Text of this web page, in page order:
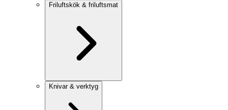
Friluftskök & friluftsmat
Knivar & verktyg